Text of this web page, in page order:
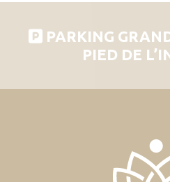
PARKING
PIED DE